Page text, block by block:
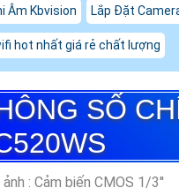
Âm Kbvision Lắp Đặt
hot nhất giá rẻ chất lượng
SỐ
: Cảm biến CMOS 1/3''